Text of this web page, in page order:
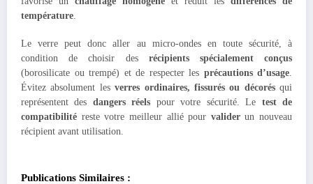
température.
Le verre peut donc aller au micro-ondes en toute sécurité, à
condition de choisir des récipients spécialement conçus
(borosilicate ou trempé) et de respecter les précautions d’usage.
Évitez absolument lesverres ordinaires, fissurés ou décorésqui
représentent des dangers réels pour votre sécurité. Le test de
compatibilité reste votre meilleur allié pour validerun nouveau
récipient avant utilisation.
Publications Similaires :